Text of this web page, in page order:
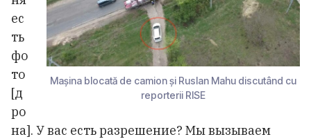
Mașina blocată de camion și Ruslan Mahu discutând cu
reporterii RISE
ес
ть
фо
то
[д
ро
на]. У вас есть разрешение? Мы вызываем